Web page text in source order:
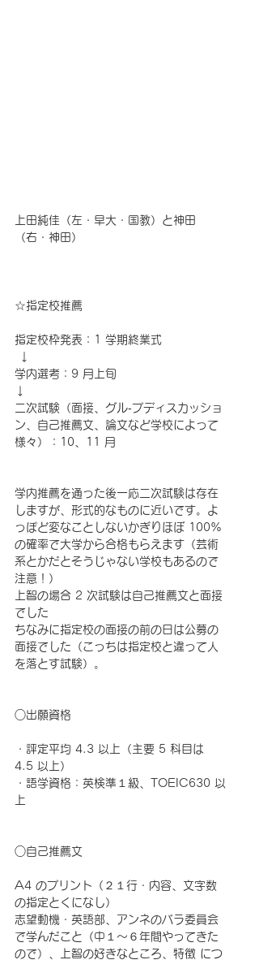
上田純佳（左・早大・国教）と神田
（右・神田）
☆指定校推薦
指定校枠発表：1 学期終業式
学内選考：9 月上旬
二次試験（面接、グル‐プディスカッショ
ン、自己推薦文、論文など学校によって
様々）：10、11 月
学内推薦を通った後一応二次試験は存在
しますが、形式的なものに近いです。よ
っぽど変なことしないかぎりほぼ 100%
の確率で大学から合格もらえます（芸術
系とかだとそうじゃない学校もあるので
注意！）
上智の場合 2 次試験は自己推薦文と面接
でした
ちなみに指定校の面接の前の日は公募の
面接でした（こっちは指定校と違って人
を落とす試験）。
○出願資格
・評定平均 4.3 以上（主要 5 科目は
4.5 以上）
・語学資格：英検準１級、TOEIC630 以
上
○自己推薦文
A4 のプリント（２１行・内容、文字数
の指定とくになし）
志望動機・英語部、アンネのバラ委員会
で学んだこと（中１～６年間やってきた
ので）、上智の好きなところ、特徴 につ